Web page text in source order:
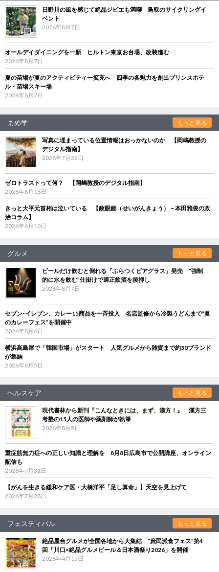
日野川の風を感じて絶品ジビエも満喫 鳥取のサイクリングイ
ベント
2026年8月7日
オールデイダイニングを一新 ヒルトン東京お台場、改装進む
2026年8月7日
夏の苗場が夏のアクティビティー拡充へ 四季の各魅力を創出プリンスホテ
ル・苗場スキー場
2026年8月7日
まめ学 もっと見る
写真に埋まっている位置情報はおっかないのか 【岡嶋教授の
デジタル指南】
2026年7月22日
ゼロトラストって何？ 【岡嶋教授のデジタル指南】
2026年6月18日
きっと大平元首相は泣いている 【政眼鏡（せいがんきょう）－本田雅俊の政
治コラム】
2026年6月10日
グルメ もっと見る
ビールだけ飲むと倒れる「ふらつくビアグラス」発売 “強制
的に水を飲む”仕掛けで適正飲酒を後押し
2026年8月7日
セブン‐イレブン、カレー15商品を一斉投入 名店監修から冷製うどんまで“夏
のカレーフェス”を開催中
2026年8月6日
横浜高島屋で「韓国市場」がスタート 人気グルメから雑貨まで約30ブランド
が集結
2026年8月5日
ヘルスケア もっと見る
現代書林から新刊『こんなときには、まず、漢方！』 漢方三
考塾の15人の医師や薬剤師が執筆
2026年8月5日
重症筋無力症への正しい知識と理解を 8月8日広島市で公開講座、オンライン
配信も
2026年7月31日
【がんを生きる緩和ケア医・大橋洋平「足し算命」】天空を見上げて
2026年7月28日
フェスティバル もっと見る
絶品屋台グルメが全国各地から大集結 “庶民派食フェス”第4
回「川口×絶品グルメビール＆日本酒祭り2026」を開催
2026年4月15日